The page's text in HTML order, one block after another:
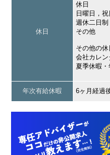
休日
休日
日曜日，
週休二日制
その他
その他の休
会社カレ
夏季休暇・
年次有給休暇 6ヶ月経過